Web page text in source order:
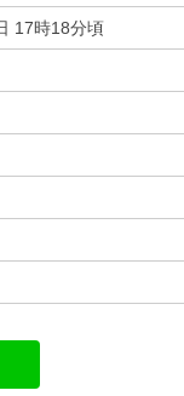
17時18分頃